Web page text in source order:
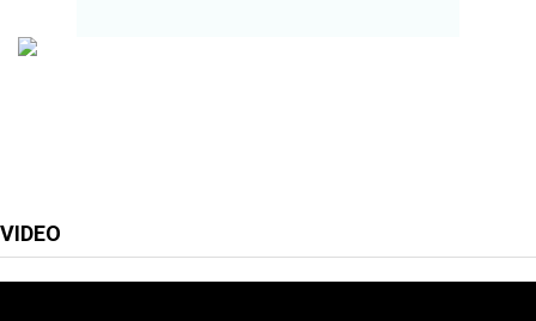
VIDEO